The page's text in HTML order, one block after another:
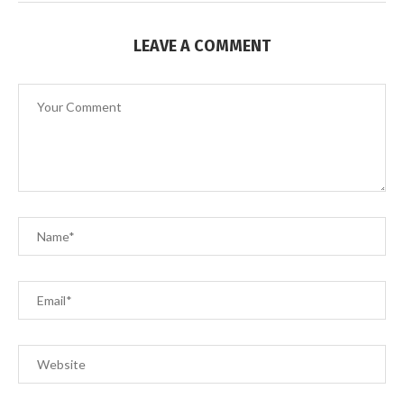
LEAVE A COMMENT